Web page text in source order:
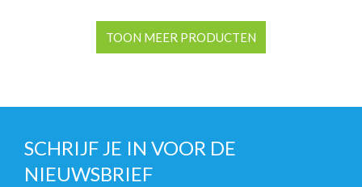
TOON MEER PRODUCTEN
SCHRIJF JE IN VOOR DE
NIEUWSBRIEF